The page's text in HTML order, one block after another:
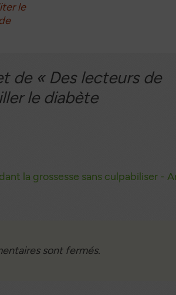
le
de « Des lecteurs de
le diabète
la grossesse sans culpabiliser -
sont fermés.